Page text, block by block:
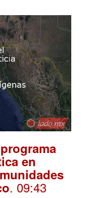
en
. 09:43